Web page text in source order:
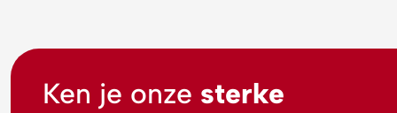
Ken je onze sterke